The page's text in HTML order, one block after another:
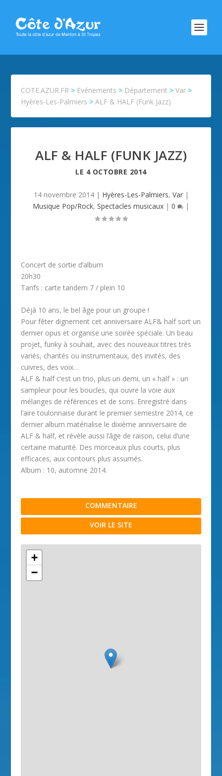
COTE.AZUR.FR > Evénements > Département >Var >
Hyères-Les-Palmiers >ALF & HALF (Funk Jazz)
ALF & HALF (FUNK JAZZ)
LE 4 OCTOBRE 2014
14 novembre 2014| Hyères-Les-Palmiers, Var|
Musique Pop/Rock, Spectacles musicaux | 0 |
Concert de sortie d’album
20h30
Tarifs : carte tandem 7 / plein 10
Déjà 10 ans, le bel âge pour un groupe !
Pour fêter dignement cet anniversaire ALF& half sort un
dernier opus et organise une soirée spéciale. Un beau
projet, funky à souhait, avec des nouveaux titres très
variés, chantés ou instrumentaux, des invités, des
cuivres, des voix…
ALF & half c’est un trio, plus un demi, un « half » : un
sampleur pour les boucles, qui ouvre la voie aux
mélanges de références et de sons. Enregistré dans
l’aire toulonnaise durant le premier semestre 2014, ce
dernier album matérialise le dixième anniversaire de
ALF & half, et révèle aussi l’âge de raison, celui d’une
certaine maturité. Des morceaux plus courts, plus
efficaces, aux contours plus assumés.
Album : 10, automne 2014.
COMMENTAIRE
VOIR LE SITE
+
−